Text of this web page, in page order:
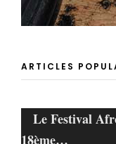
ARTICLES
Le Festival
18ème…